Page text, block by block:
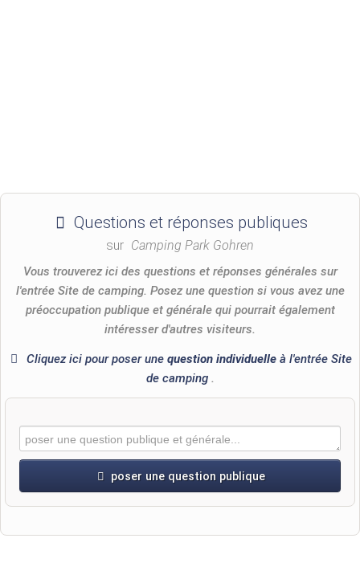
Questions et réponses publiques
sur Camping Park Gohren
Vous trouverez ici des questions et réponses générales sur
l'entrée Site de camping. Posez une question si vous avez une
préoccupation publique et générale qui pourrait également
intéresser d'autres visiteurs.
Cliquez ici pour poser unequestion individuelle à l'entrée Site
de camping .
poser une question publique